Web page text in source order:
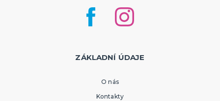
ZÁKLADNÍ ÚDAJE
O nás
Kontakty